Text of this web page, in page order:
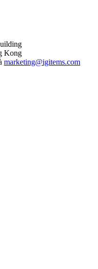
Kong
marketing@igitems.com